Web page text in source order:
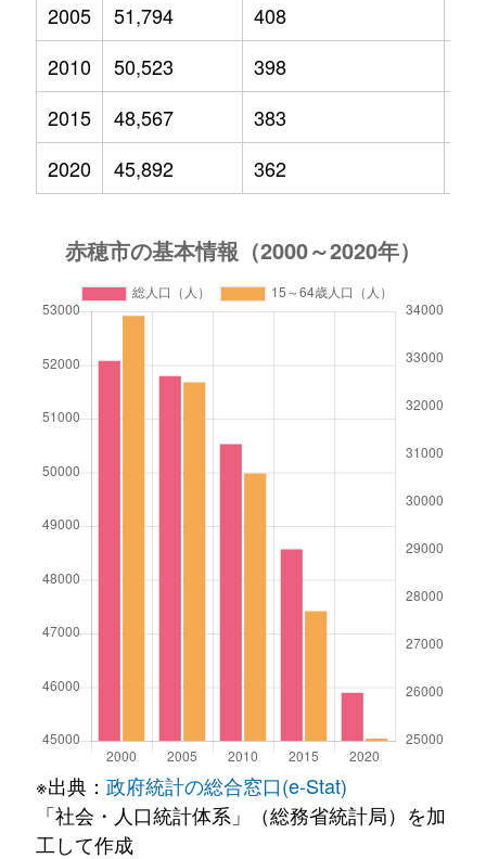
2005
51,794 408
2010
50,523 398
2015
48,567 383
2020
45,892 362
※出典： 政府統計の総合窓口(e-Stat)
「社会・人口統計体系」（総務省統計局）を加
工して作成